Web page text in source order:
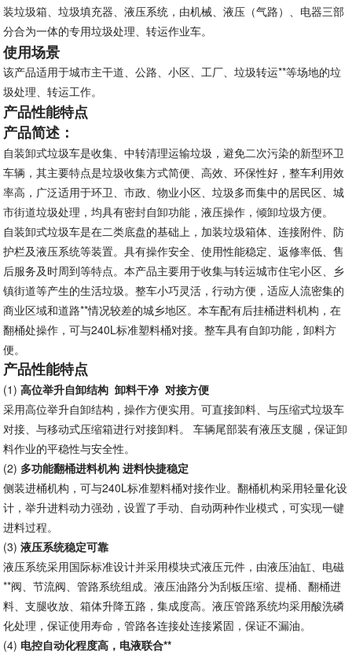
装垃圾箱、垃圾填充器、液压系统，由机械、液压（气路）、电器三部
分合为一体的专用垃圾处理、转运作业车。
使用场景
该产品适用于城市主干道、公路、小区、工厂、垃圾转运**等场地的垃
圾处理、转运工作。
产品性能特点
产品简述：
自装卸式垃圾车是收集、中转清理运输垃圾，避免二次污染的新型环卫
车辆，其主要特点是垃圾收集方式简便、高效、环保性好，整车利用效
率高，广泛适用于环卫、市政、物业小区、垃圾多而集中的居民区、城
市街道垃圾处理，均具有密封自卸功能，液压操作，倾卸垃圾方便。
自装卸式垃圾车是在二类底盘的基础上，加装垃圾箱体、连接附件、防
护栏及液压系统等装置。具有操作安全、使用性能稳定、返修率低、售
后服务及时周到等特点。本产品主要用于收集与转运城市住宅小区、乡
镇街道等产生的生活垃圾。整车小巧灵活，行动方便，适应人流密集的
商业区域和道路**情况较差的城乡地区。本车配有后挂桶进料机构，在
翻桶处操作，可与240L标准塑料桶对接。整车具有自卸功能，卸料方
便。
产品性能特点
(1)高位举升自卸结构 卸料干净 对接方便
采用高位举升自卸结构，操作方便实用。可直接卸料、与压缩式垃圾车
对接、与移动式压缩箱进行对接卸料。 车辆尾部装有液压支腿，保证卸
料作业的平稳性与安全性。
(2) 多功能翻桶进料机构 进料快捷稳定
侧装进桶机构，可与240L标准塑料桶对接作业。翻桶机构采用轻量化设
计，举升进料动力强劲，设置了手动、自动两种作业模式，可实现一键
进料过程。
(3)液压系统稳定可靠
液压系统采用国际标准设计并采用模块式液压元件，由液压油缸、电磁
**阀、节流阀、管路系统组成。液压油路分为刮板压缩、提桶、翻桶进
料、支腿收放、箱体升降五路，集成度高。液压管路系统均采用酸洗磷
化处理，保证使用寿命，管路各连接处连接紧固，保证不漏油。
(4) 电控自动化程度高，电液联合**